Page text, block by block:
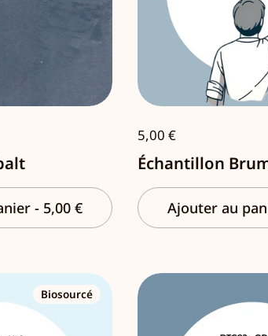
- 5,00 €
5,00 €
Échantillon
Ajouter au
Biosourcé